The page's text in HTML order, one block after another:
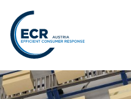
Logo: ECR Austria